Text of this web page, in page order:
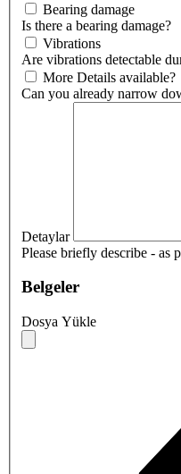
Bearing damage
Is there a bearing damage?
Vibrations
Are vibrations detectable
More Details available?
Can you already narrow
Detaylar
Please briefly describe - as
Belgeler
Dosya Yükle